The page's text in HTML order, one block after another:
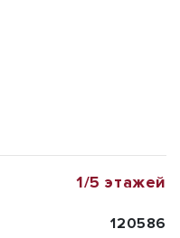
1/5 этажей
120586